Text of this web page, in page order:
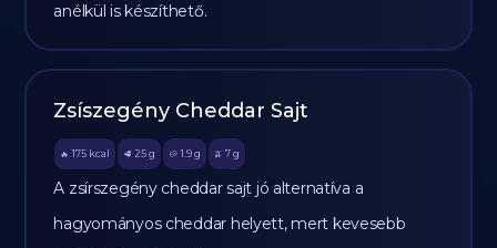
anélkül is készíthető.
Zsíszegény Cheddar Sajt
🔥 175 kcal 🥩 25 g 🥔 1.9g 🫒 7 g
A zsírszegény cheddar sajt jó alternatíva a
hagyományos cheddar helyett, mert kevesebb